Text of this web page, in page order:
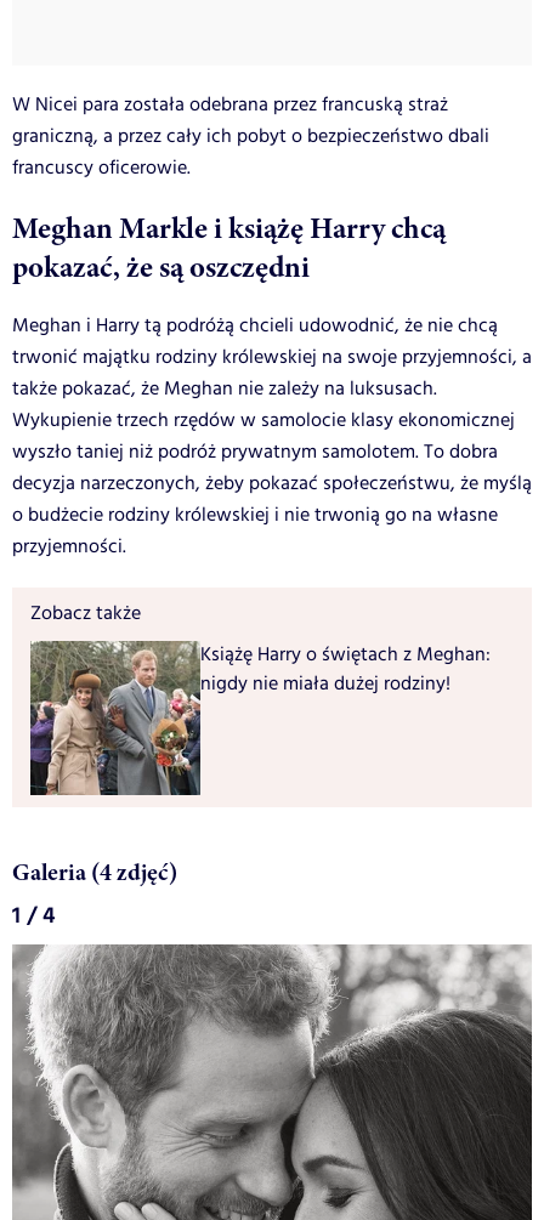
W Nicei para została odebrana przez francuską straż
graniczną, a przez cały ich pobyt o bezpieczeństwo dbali
francuscy oficerowie.
Meghan Markle i książę Harry chcą
pokazać, że są oszczędni
Meghan i Harry tą podróżą chcieli udowodnić, że nie chcą
trwonić majątku rodziny królewskiej na swoje przyjemności, a
także pokazać, że Meghan nie zależy na luksusach.
Wykupienie trzech rzędów w samolocie klasy ekonomicznej
wyszło taniej niż podróż prywatnym samolotem. To dobra
decyzja narzeczonych, żeby pokazać społeczeństwu, że myślą
o budżecie rodziny królewskiej i nie trwonią go na własne
przyjemności.
Zobacz także
Książę Harry o świętach z Meghan:
nigdy nie miała dużej rodziny!
Galeria (4 zdjęć)
1 / 4